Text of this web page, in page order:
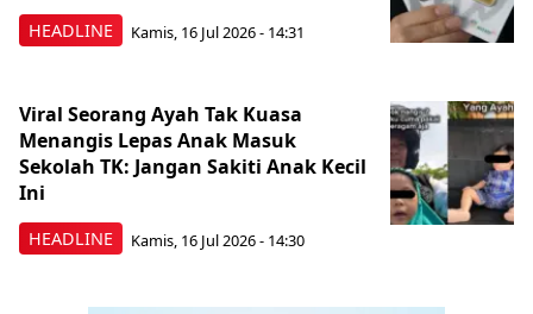
HEADLINE Kamis, 16 Jul 2026 - 14:31
HEADLINE
Viral Seorang Ayah Tak Kuasa
Menangis Lepas Anak Masuk
Sekolah TK: Jangan Sakiti Anak Kecil
Ini
Kamis, 16 Jul 2026 - 14:30